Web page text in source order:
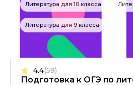
Литература для 10 класса
Литература для 9 класса
Подготовка к ОГЭ по
4.4(59)